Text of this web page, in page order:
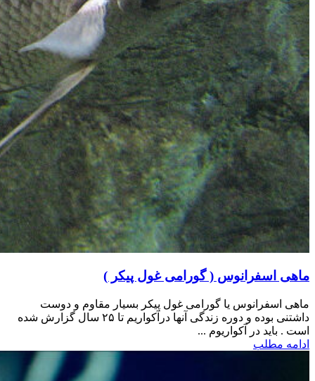
ماهی اسفرانوس ( گورامی غول پیکر )
ماهی اسفرانوس یا گورامی غول پیکر بسیار مقاوم و دوست
داشتنی بوده و دوره زندگی آنها درآکواریم تا ۲۵ سال گزارش شده
است . باید در آکواریوم ...
ادامه مطلب